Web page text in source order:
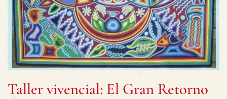
Taller vivencial: El Gran Retorno